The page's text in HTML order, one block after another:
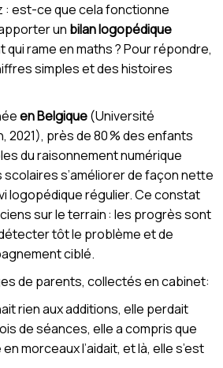
: est-ce que cela fonctionne
un bilan logopédique
qui rame en maths ? Pour répondre,
simples et des histoires
en Belgique(Université
2021), près de 80 % des enfants
du raisonnement numérique
s’améliorer de façon nette
logopédique régulier. Ce constat
sur le terrain : les progrès sont
tôt le problème et de
ciblé.
de parents, collectés en cabinet:
rien aux additions, elle perdait
de séances, elle a compris que
morceaux l’aidait, et là, elle s’est